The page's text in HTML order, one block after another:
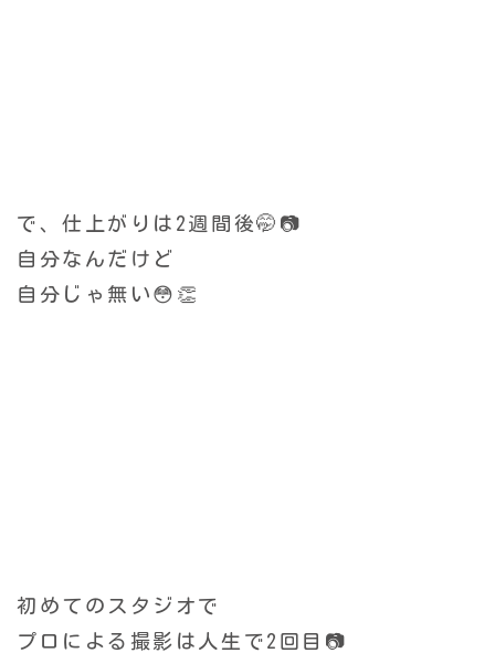
で、仕上がりは2週間後🤭📷
自分なんだけど
自分じゃ無い😳👏
初めてのスタジオで
プロによる撮影は人生で2回目📷